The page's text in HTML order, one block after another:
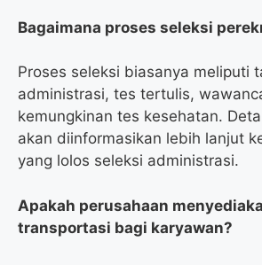
Bagaimana proses seleksi
Proses seleksi biasanya meliputi
administrasi, tes tertulis,
kemungkinan tes kesehatan.
akan diinformasikan lebih lanjut
yang lolos seleksi administrasi.
Apakah perusahaan
transportasi bagi karyawan?